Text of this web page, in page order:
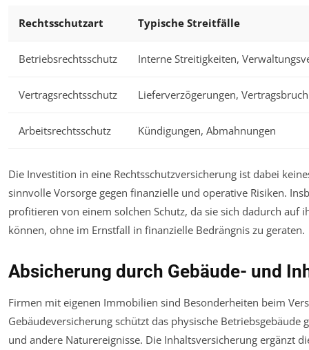
Rechtsschutzart Typische Streitfälle
Betriebsrechtsschutz Interne Streitigkeiten,
Vertragsrechtsschutz Lieferverzögerungen, Vertragsbruch
Arbeitsrechtsschutz Kündigungen, Abmahnungen
Die Investition in eine Rechtsschutzversicherung ist dabei
sinnvolle Vorsorge gegen finanzielle und operative Risiken.
profitieren von einem solchen Schutz, da sie sich dadurch
können, ohne im Ernstfall in finanzielle Bedrängnis zu geraten.
Absicherung durch Gebäude- und
Firmen mit eigenen Immobilien sind Besonderheiten beim
Gebäudeversicherung schützt das physische Betriebsgebäude
und andere Naturereignisse. Die Inhaltsversicherung ergänzt